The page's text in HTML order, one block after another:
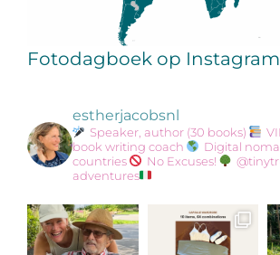
Fotodagboek op Instagram
estherjacobsnl
Speaker, author (30 books)
book writing coach
Digital
countries
No Excuses!
adventures